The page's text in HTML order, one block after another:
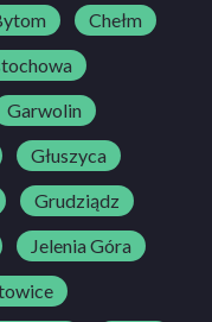
Chełm
Garwolin
Głuszyca
Grudziądz
Jelenia Góra